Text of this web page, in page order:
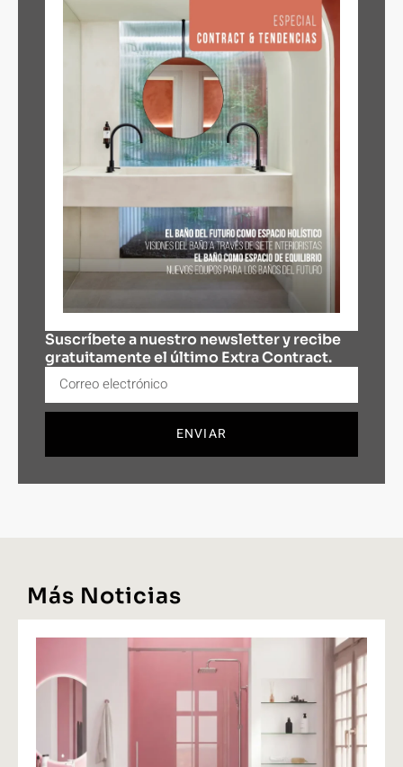
Suscríbete a nuestro newsletter y recibe
gratuitamente el último Extra Contract.
ENVIAR
Más Noticias